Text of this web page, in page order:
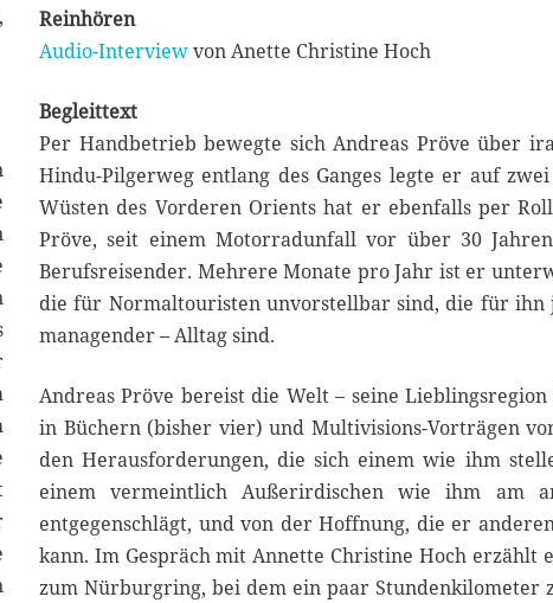
Reinhören
Audio-Interviewvon Anette Christine Hoch
Begleittext
Per Handbetrieb bewegte sich Andreas Pröve über
Hindu-Pilgerweg entlang des Ganges legte er auf
Wüsten des Vorderen Orients hat er ebenfalls per
Pröve, seit einem Motorradunfall vor über 30
Berufsreisender. Mehrere Monate pro Jahr ist er
die für Normaltouristen unvorstellbar sind, die für ihn
managender – Alltag sind.
Andreas Pröve bereist die Welt – seine
in Büchern (bisher vier) und Multivisions-Vorträgen
den Herausforderungen, die sich einem wie ihm
einem vermeintlich Außerirdischen wie ihm am
entgegenschlägt, und von der Hoffnung, die er
kann. Im Gespräch mit Annette Christine Hoch
zum Nürburgring, bei dem ein paar Stundenkilometer